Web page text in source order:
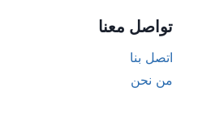
تواصل معنا
اتصل بنا
من نحن